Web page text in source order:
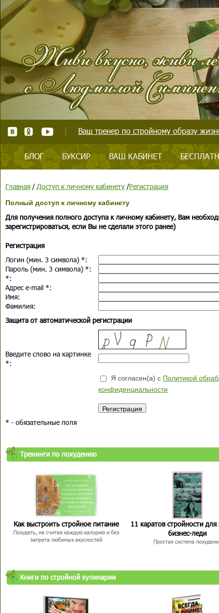
Ваш тренер по стройному образу
БЛОГ БУКСИР ВАШ КАБИНЕТ
Главная / Доступ к личному кабинету /Регистрация
Полный доступ к личному кабинету
Для получения полного доступа к личному кабинету, Вам
зарегистрироваться, если Вы не сделали этого ранее)
Регистрация
Логин (мин. 3 символа) *:
Пароль (мин. 3 символа) *:
*:
Адрес e-mail *:
Имя:
Фамилия:
Защита от автоматической регистрации
Введите слово на картинке
*:
Я согласен(а) с Политикой
конфиденциальности
* - обязательные поля
Тренинги по похудению
Как выстроить стройное питание
Похудеть, не считая каждую калорию и без
запрета любимых вкусностей
11 каратов стройности для
бизнес-леди
Простая система
Книги по стройной кулинарии